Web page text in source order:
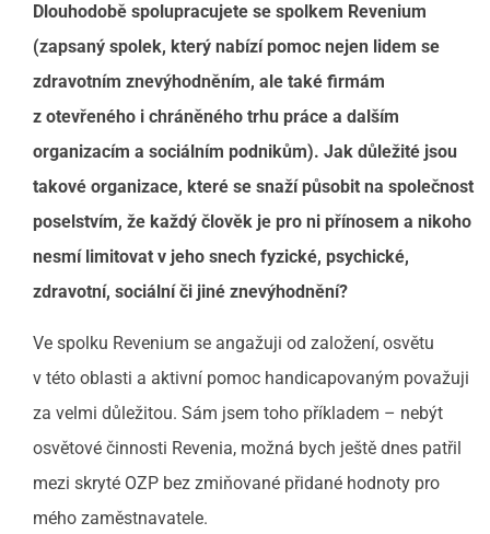
Dlouhodobě spolupracujete se spolkem Revenium
(zapsaný spolek, který nabízí pomoc nejen lidem se
zdravotním znevýhodněním, ale také firmám
z otevřeného i chráněného trhu práce a dalším
organizacím a sociálním podnikům). Jak důležité jsou
takové organizace, které se snaží působit na společnost
poselstvím, že každý člověk je pro ni přínosem a nikoho
nesmí limitovat v jeho snech fyzické, psychické,
zdravotní, sociální či jiné znevýhodnění?
Ve spolku Revenium se angažuji od založení, osvětu
v této oblasti a aktivní pomoc handicapovaným považuji
za velmi důležitou. Sám jsem toho příkladem – nebýt
osvětové činnosti Revenia, možná bych ještě dnes patřil
mezi skryté OZP bez zmiňované přidané hodnoty pro
mého zaměstnavatele.